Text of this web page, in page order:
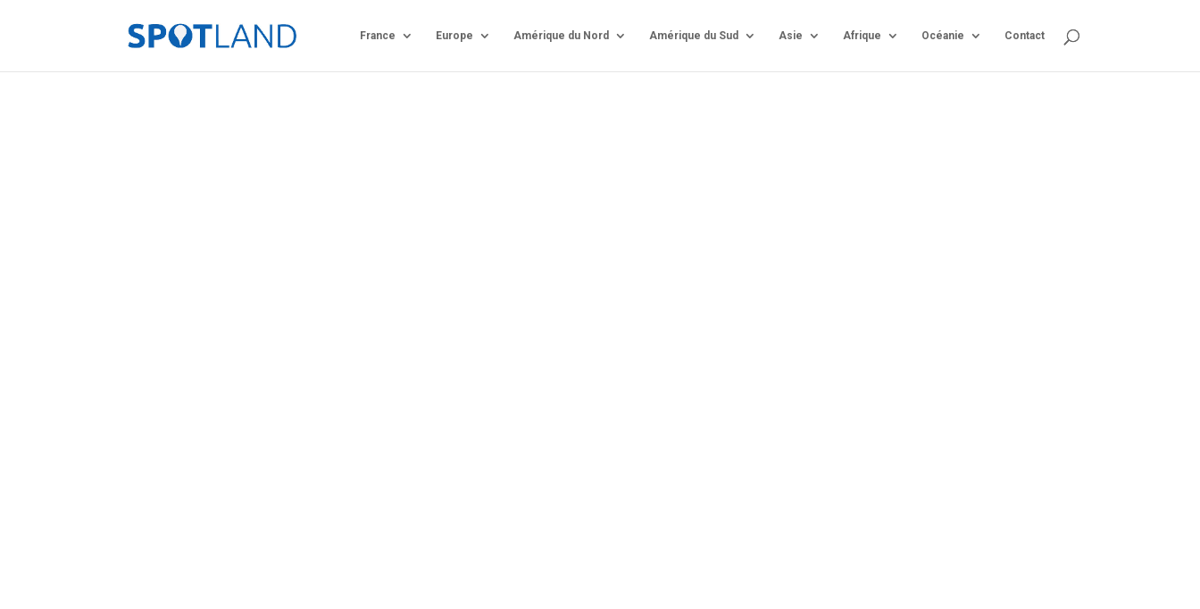
France Europe Amérique du Nord Amérique du Sud Asie Afrique Océanie Contact